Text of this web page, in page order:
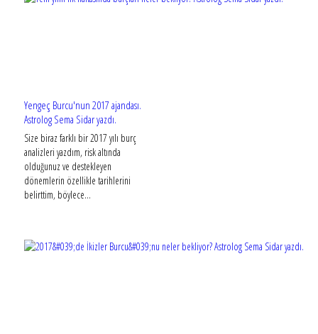
Yengeç Burcu'nun 2017 ajandası.
Astrolog Sema Sidar yazdı.
Size biraz farklı bir 2017 yılı burç
analizleri yazdım, risk altında
olduğunuz ve destekleyen
dönemlerin özellikle tarihlerini
belirttim, böylece...